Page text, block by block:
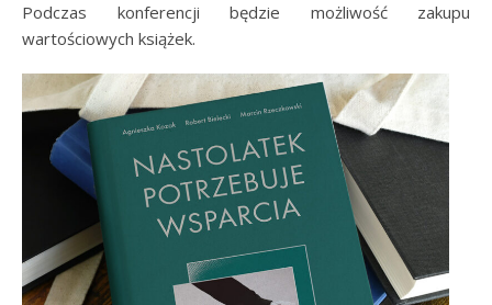
Podczas konferencji będzie możliwość zakupu
wartościowych książek.